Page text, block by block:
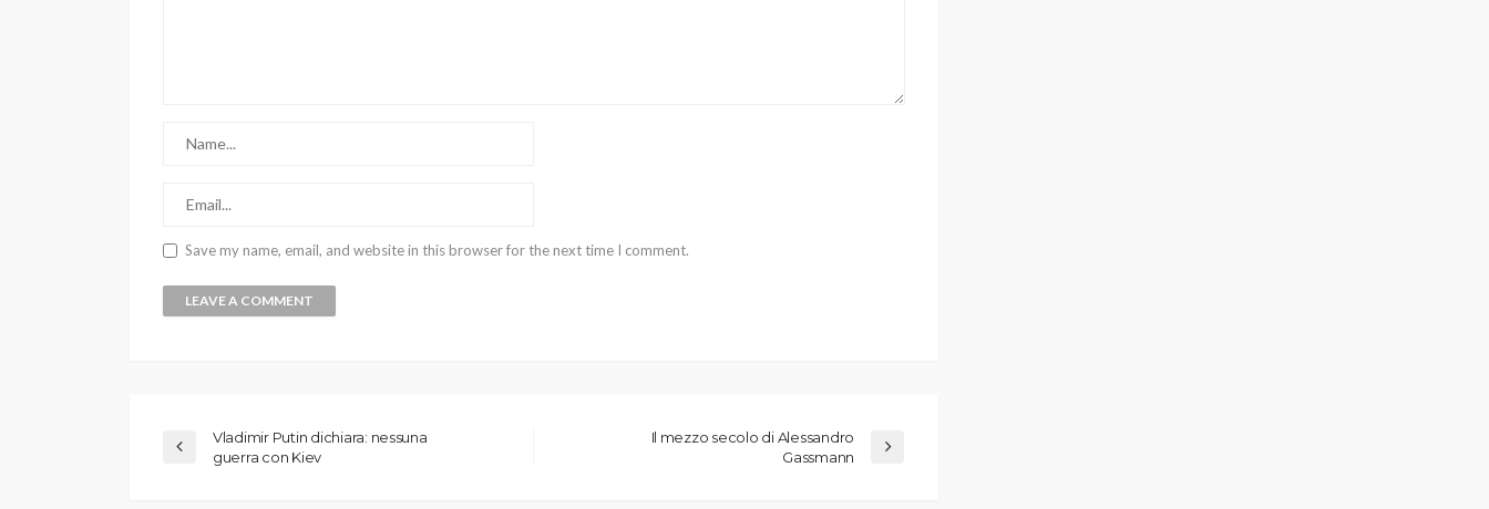
Save my name, email, and website in this browser for the next time I comment.
Vladimir Putin dichiara: nessuna
guerra con Kiev
Il mezzo secolo di Alessandro
Gassmann